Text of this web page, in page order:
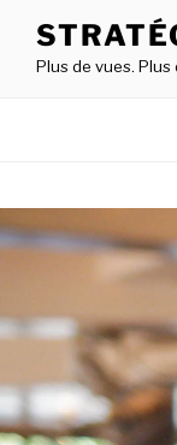
Plus de vues. Plus